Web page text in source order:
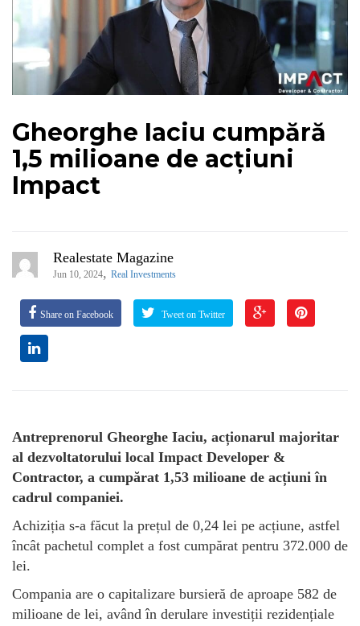
Gheorghe Iaciu cumpără
1,5 milioane de acțiuni
Impact
Realestate Magazine
Jun 10, 2024, Real Investments
Share on Facebook Tweet on Twitter
Antreprenorul Gheorghe Iaciu, acționarul majoritar
al dezvoltatorului local Impact Developer &
Contractor, a cumpărat 1,53 milioane de acțiuni în
cadrul companiei.
Achiziția s-a făcut la prețul de 0,24 lei pe acțiune, astfel
încât pachetul complet a fost cumpărat pentru 372.000 de
lei.
Compania are o capitalizare bursieră de aproape 582 de
milioane de lei, având în derulare investiții rezidențiale